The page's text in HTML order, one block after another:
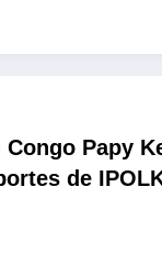
Congo Papy
de